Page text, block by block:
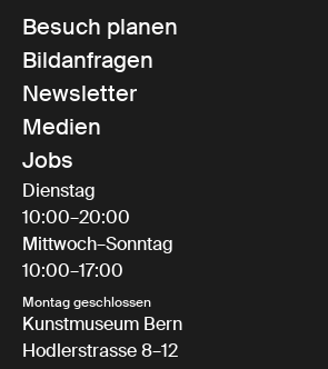
Besuch planen
Bildanfragen
Newsletter
Medien
Jobs
Dienstag
10:00–20:00
Mittwoch–Sonntag
10:00–17:00
Montag geschlossen
Kunstmuseum Bern
Hodlerstrasse 8–12